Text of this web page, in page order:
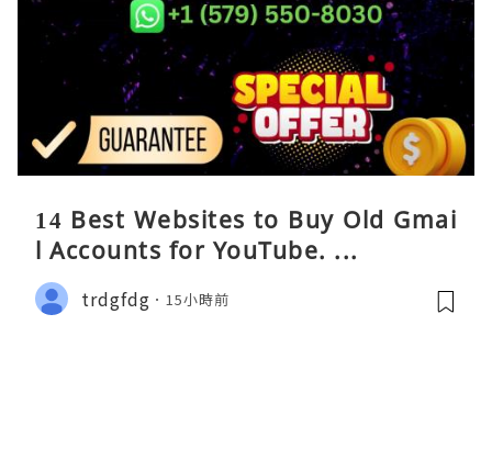
14 Best Websites to Buy Old Gmai
l Accounts for YouTube. ...
trdgfdg 15小時前